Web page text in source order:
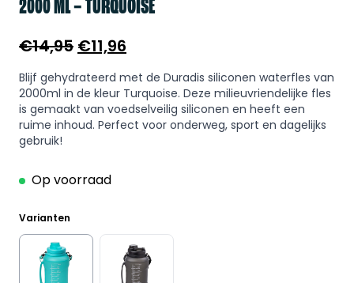
2000 ML – TURQUOISE
€14,95 Oorspronkelijke
was:
€14,95.
€11,96
prijs
is:
€11,96.
Blijf gehydrateerd met de Duradis siliconen waterfles van
2000ml in de kleur Turquoise. Deze milieuvriendelijke fles
is gemaakt van voedselveilig siliconen en heeft een
ruime inhoud. Perfect voor onderweg, sport en dagelijks
gebruik!
Op voorraad
Varianten